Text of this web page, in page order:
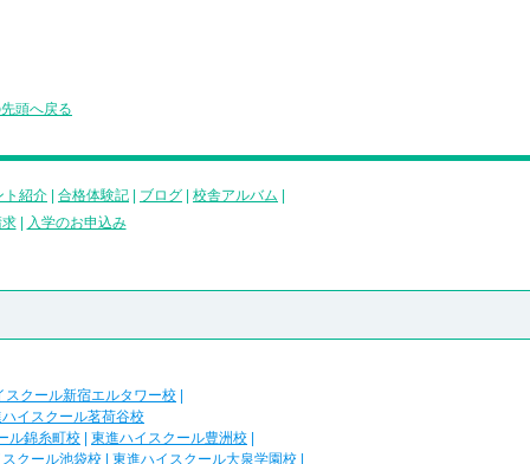
頭へ戻る
ト紹介 合格体験記 ブログ 校舎アルバム
|
入学のお申込み
スクール新宿エルタワー校
イスクール茗荷谷校
ル錦糸町校 東進ハイスクール豊洲校
クール池袋校 東進ハイスクール大泉学園校